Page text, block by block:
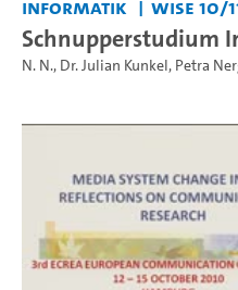
Informatik WiSe 10/
Schnupperstudium
N. N., Dr. Julian Kunkel, Petra